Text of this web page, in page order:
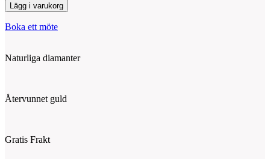
Lägg i varukorg
Boka ett möte
Naturliga diamanter
Återvunnet guld
Gratis Frakt